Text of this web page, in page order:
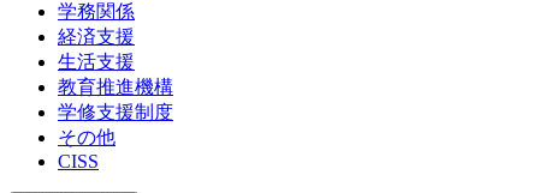
学務関係
経済支援
生活支援
教育推進機構
学修支援制度
その他
CISS